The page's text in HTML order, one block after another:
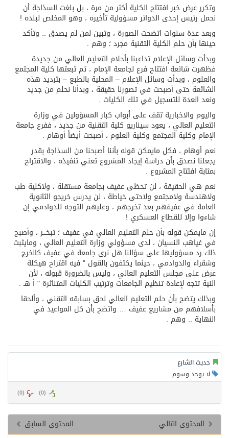
وتكرر عرض خبر افتتاح الكلية أكثر من مرة ، بل بلغت السذاجة أن
نحمل رئيس إحدى الدوائر مسؤولية تأخيره ، وهو المخلص لبلده !
وبعد عدة سنوات اتضحت الصورة ، وتبين لمن لم يصدق .. وتأكد
حينها بأن حلم الكلية التقنية مجرد ؛ وهم .
وبدأت وسائل الإعلام تداعبنا بأحلام التعليم العالي من جديدة
فظهرت شائعة افتتاح فرع لجامعة الإمام ، ثم تبعتها كلية المجتمع
والعلوم ، وبدأت وسائل الإعلام – المحلية بالطبع – بترديد هذه
الشائعة حتى أصبحت في تصورنا حقيقة ، وبدأنا نحلم من جديد
ونعد العدة للتسجيل في تلك الكليات .
واليوم والاخبارية تقف على أبواب كبار المسؤولين في وزارة
التعليم العالي ، يعود سيناريو كلية التقنية من جديد ، ففرع جامعة
الإمام وكلية المجتمع وكلية العلوم ، أصبحت أيضاً أوهام .
نعم أوهام ، فكل مايمكن قوله بأننا أصبحنا من السذاجة بقدر
يجعلنا نصدق بأن دراسة إيجاد المشروع تعني تنفيذه ، والاقتراح
بمثابة افتتاح المشروع .
نعم هي الحقيقة ، لن تحظى عفيف بجامعة مستقلة ، ولاكلية طب
ولاهندسة ولامجتمع ولاحتى خياطة ، لن يدرس خريجو الثانوية
العامة في عفيفهم بعد تخرجهم ، وعليهم التوجه للدوادمي إن
شاءوا وإلا للقطاع العسكري !
إن مايمكن قوله بأن حلم التعليم العالي في عفيف ؛ تبخـــر ، وأصبح
في غياهب النسيان ، لدى مسؤولي وزارة التعليم العالي ، ومايثبت
ذلك رد مسؤوليها على سؤالنا هل نرى جامعة في عفيف كالخرج
وشقراء والدوادمي ، حينما يكتفون بالقول " فيه اقتراح هيكلة
عرض على مجلس التعليم العالي ، وليس بالضرورة قبوله ، لأن
النية تتجه لإعادة تنظيم الجامعات وترتيب الكليات المتناثرة " أ هـ .
وبذلك يتضح بأن حلم التعليم العالي لحق بسابقه التقني ، وألحقا
بأسلافهم من مشاريع عفيف … واتضح بأن كل المواعيد في
النهاية .. وهم .
حديث الشارع
لا يوجد وسوم
(
0
) (
0
)
المحتوى السابق المحتوى التالي